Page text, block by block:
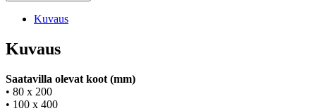
Kuvaus
Kuvaus
Saatavilla olevat koot (mm)
• 80 x 200
• 100 x 400